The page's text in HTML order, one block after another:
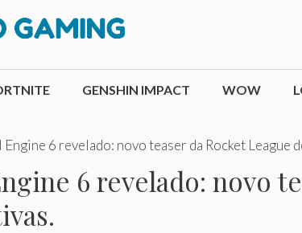
GENSHIN IMPACT WOW
Engine 6 revelado: novo teaser da Rocket League
6 revelado: novo